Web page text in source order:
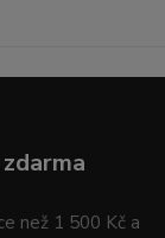
než 1 500 Kč a